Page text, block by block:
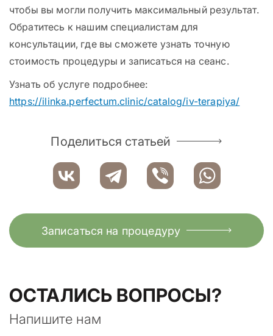
чтобы вы могли получить максимальный результат.
Обратитесь к нашим специалистам для
консультации, где вы сможете узнать точную
стоимость процедуры и записаться на сеанс.
Узнать об услуге подробнее:
https://ilinka.perfectum.clinic/catalog/iv-terapiya/
Поделиться статьей
Записаться на процедуру
ОСТАЛИСЬ ВОПРОСЫ?
Напишите нам